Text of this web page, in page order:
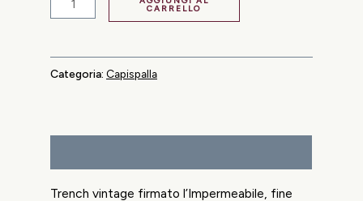
CARRELLO
Categoria:Capispalla
Trench vintage firmato l’Impermeabile, fine